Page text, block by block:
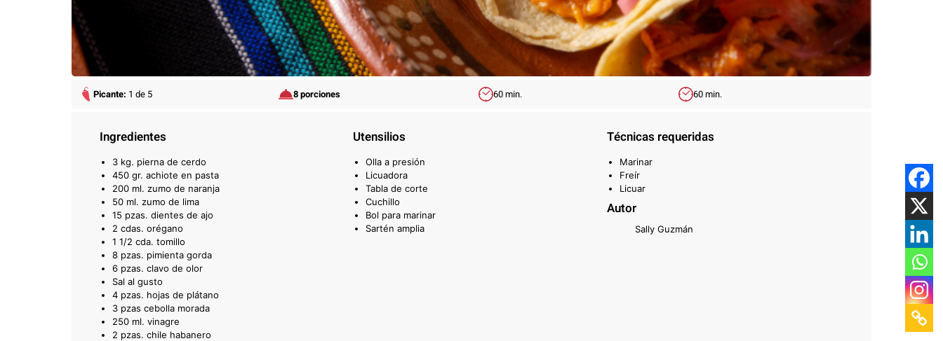
Picante: 1 de 5 8 porciones 60 min. 60 min.
Ingredientes
3 kg. pierna de cerdo
450 gr. achiote en pasta
200 ml. zumo de naranja
50 ml. zumo de lima
15 pzas. dientes de ajo
2 cdas. orégano
1 1/2 cda. tomillo
8 pzas. pimienta gorda
6 pzas. clavo de olor
Sal al gusto
4 pzas. hojas de plátano
3 pzas cebolla morada
250 ml. vinagre
2 pzas. chile habanero
Utensilios
Olla a presión
Licuadora
Tabla de corte
Cuchillo
Bol para marinar
Sartén amplia
Técnicas requeridas
Marinar
Freír
Licuar
Autor
Sally Guzmán